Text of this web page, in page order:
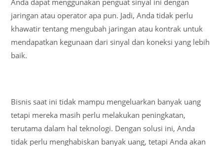
jaringan atau operator apa pun. Jadi, Anda tidak perlu
khawatir tentang mengubah jaringan atau kontrak untuk
mendapatkan kegunaan dari sinyal dan koneksi yang lebih
baik.
Bisnis saat ini tidak mampu mengeluarkan banyak uang
tetapi mereka masih perlu melakukan peningkatan,
terutama dalam hal teknologi. Dengan solusi ini, Anda
tidak perlu menghabiskan banyak uang, tetapi Anda akan